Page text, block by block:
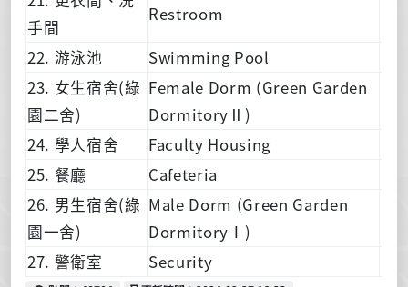
手間
Restroom
22. 游泳池
Swimming Pool
23. 女生宿舍(綠
園二舍)
Female Dorm (Green Garden
DormitoryⅡ)
24. 學人宿舍
Faculty Housing
25. 餐廳
Cafeteria
26. 男生宿舍(綠
園一舍)
Male Dorm (Green Garden
DormitoryⅠ)
27. 警衛室
Security